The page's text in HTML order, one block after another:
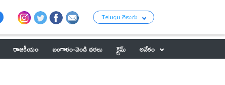
Telugu తెలుగు
రాజకీయం బంగారం-వెండి ధరలు క్రైమ్
అనేకం